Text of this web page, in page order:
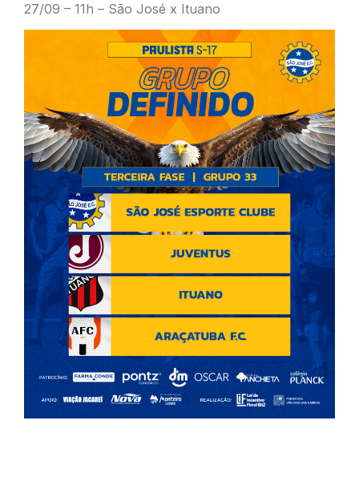
27/09 – 11h – São José x Ituano